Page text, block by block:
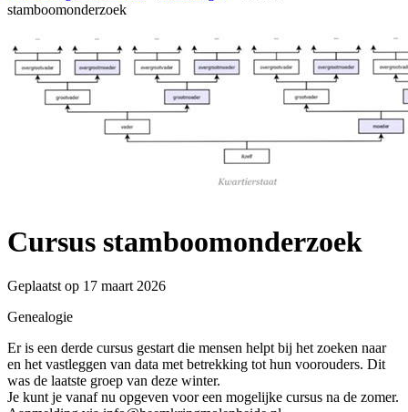
Beeld- en archiefbank
Genealogie /
stamboomonderzoek
Cursus stamboomonderzoek
Geplaatst op 17 maart 2026
Genealogie
Er is een derde cursus gestart die mensen helpt bij het zoeken naar
en het vastleggen van data met betrekking tot hun voorouders. Dit
was de laatste groep van deze winter.
Je kunt je vanaf nu opgeven voor een mogelijke cursus na de zomer.